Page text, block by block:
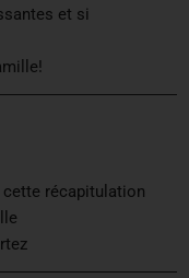
et si
récapitulation